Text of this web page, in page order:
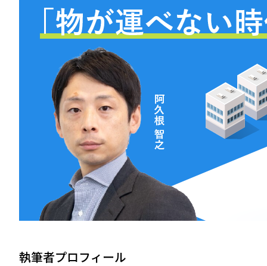
執筆者プロフィール